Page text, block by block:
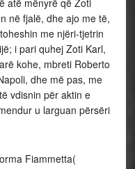
atë mënyrë që Zoti
në fjalë, dhe ajo me të,
me njëri-tjetrin
i pari quhej Zoti Karl,
kohe, mbreti Roberto
dhe më pas, me
vdisnin për aktin e
u larguan përsëri
Fiammetta(